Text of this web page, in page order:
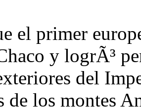
el primer
y logrÃ³
del
de los montes